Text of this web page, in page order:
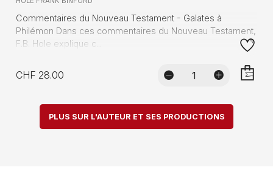
Commentaires du Nouveau Testament - Galates à
Philémon Dans ces commentaires du Nouveau Testament,
F.B. Hole explique c...
CHF 28.00
PLUS SUR L'AUTEUR ET SES PRODUCTIONS